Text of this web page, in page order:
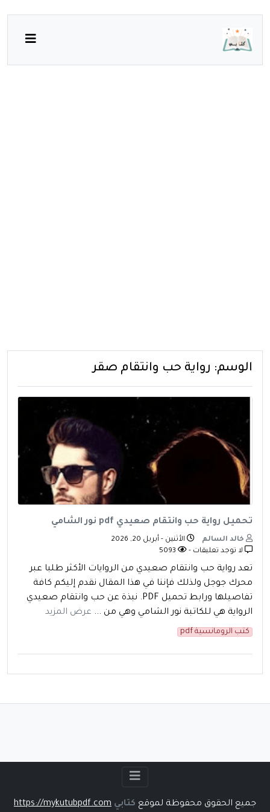
الوسم: رواية حب وانتقام صقر
تحميل رواية حب وانتقام صعيدي pdf نور الشامي
خالد السالم
الأثنين - أبريل 20, 2026
لا توجد تعليقات -
تعد رواية حب وانتقام صعيدي من الروايات الأكثر طلبا عبر
محرك جوجل ولذلك فإننا في هذا المقال نقدم إليكم كافة
تفاصيلها ورابط تحميل PDF. نبذة عن حب وانتقام صعيدي
الرواية هي للكاتبة نور الشامي وهي من ... عرض المزيد
كتب الرومانسية pdf
جميع الحقوق محفوظة لموقع كتابي https://mykutubpdf.com